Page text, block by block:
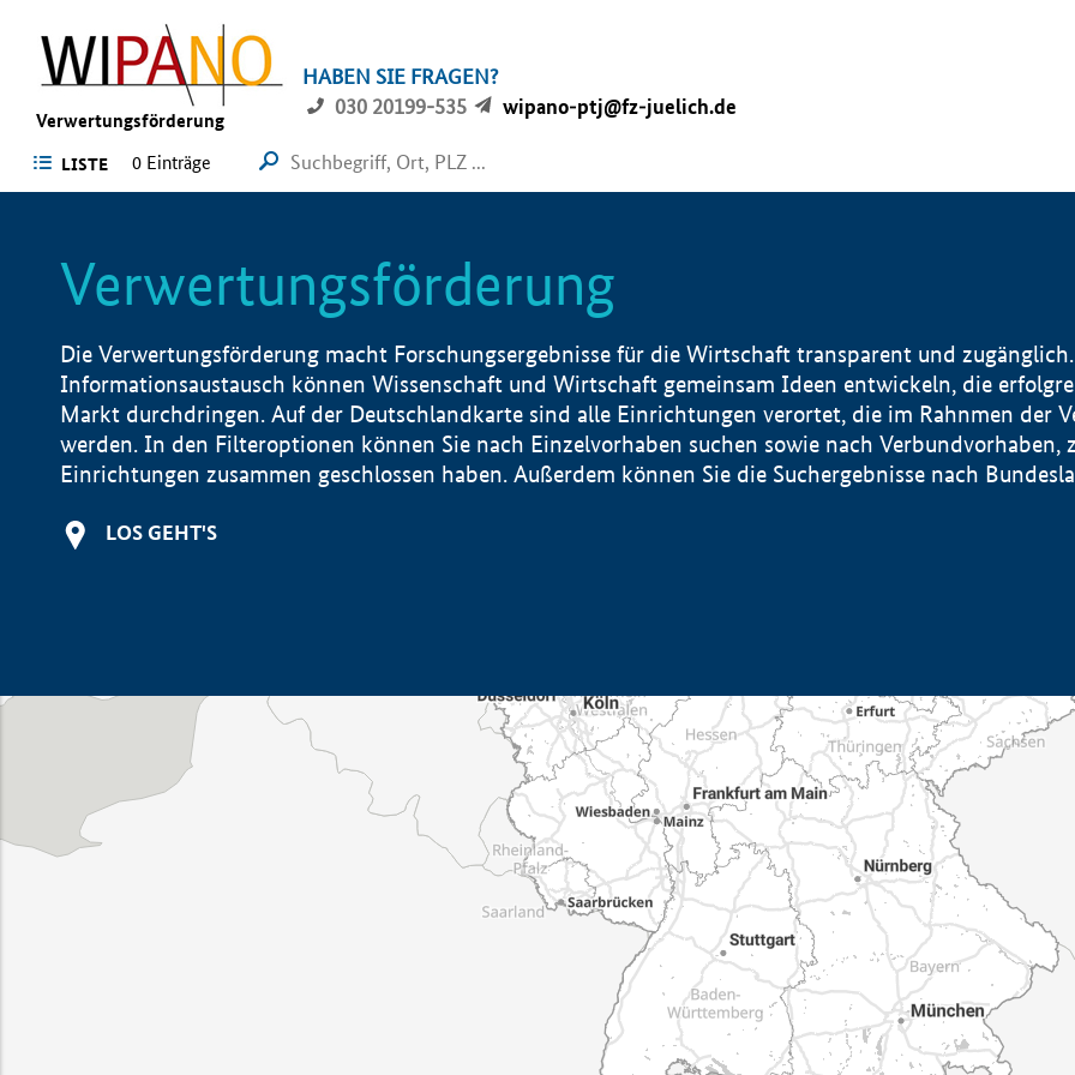
Verwertungsförderung
HABEN SIE FRAGEN?
030 20199-535
wipano-ptj@fz-juelich.de
LISTE 0 Einträge
Verwertungsförderung
Die Verwertungsförderung macht Forschungsergebnisse für die Wirtschaft transparent und
Informationsaustausch können Wissenschaft und Wirtschaft gemeinsam Ideen entwickeln, die
Markt durchdringen. Auf der Deutschlandkarte sind alle Einrichtungen verortet, die im Rahnmen der
werden. In den Filteroptionen können Sie nach Einzelvorhaben suchen sowie nach Verbundvorhaben,
Einrichtungen zusammen geschlossen haben. Außerdem können Sie die Suchergebnisse nach
LOS GEHT'S